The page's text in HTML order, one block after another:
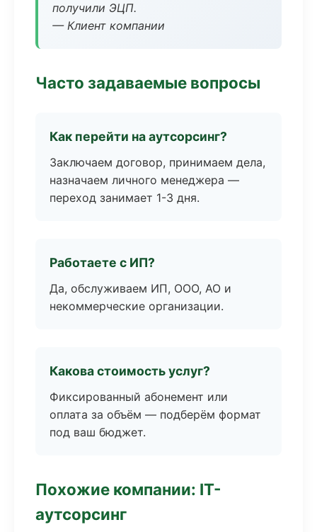
получили ЭЦП.
— Клиент компании
Часто задаваемые вопросы
Как перейти на аутсорсинг?
Заключаем договор, принимаем дела,
назначаем личного менеджера —
переход занимает 1-3 дня.
Работаете с ИП?
Да, обслуживаем ИП, ООО, АО и
некоммерческие организации.
Какова стоимость услуг?
Фиксированный абонемент или
оплата за объём — подберём формат
под ваш бюджет.
Похожие компании: IT-
аутсорсинг